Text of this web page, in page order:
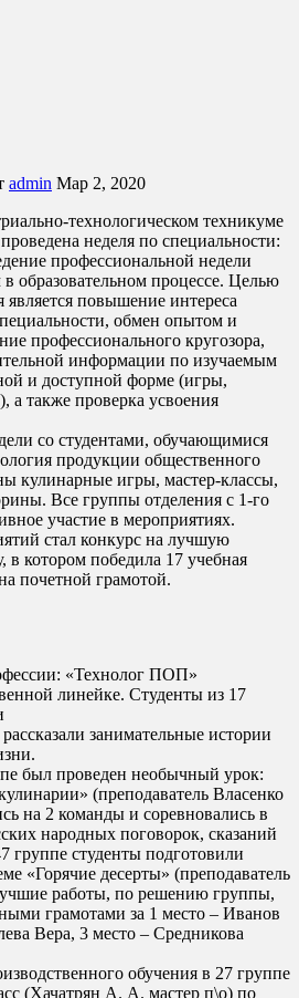
admin Мар 2, 2020
неделя по специальности:
профессиональной недели
образовательном процессе. Целью
повышение интереса
обмен опытом и
профессионального кругозора,
информации по изучаемым
и доступной форме (игры,
а также проверка усвоения
со студентами, обучающимися
продукции общественного
кулинарные игры, мастер-классы,
Все группы отделения с 1-го
участие в мероприятиях.
стал конкурс на лучшую
в котором победила 17 учебная
почетной грамотой.
«Технолог ПОП»
линейке. Студенты из 17
занимательные истории
был проведен необычный урок:
(преподаватель Власенко
на 2 команды и соревновались в
народных поговорок, сказаний
группе студенты подготовили
«Горячие десерты» (преподаватель
работы, по решению группы,
грамотами за 1 место – Иванов
Вера, 3 место – Средникова
обучения в 27 группе
(Хачатрян А. А. мастер п\о) по